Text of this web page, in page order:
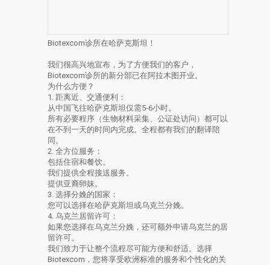
Biotexcom诊所在哈萨克斯坦！
我们很高兴地宣布，为了方便我们的客户，
Biotexcom诊所的新分部已在阿拉木图开业。
为什么方便？
1. 距离近、交通便利：
从中国飞往哈萨克斯坦仅需5-6小时。
所有必要程序（生物材料采集、公证处访问）都可以
在不到一天的时间内完成。全程都有我们的翻译陪
同。
2. 全方位服务：
包括住宿和餐饮。
我们提供全程接送服务。
提供亚裔卵妹。
3. 选择分娩的国家：
您可以选择在哈萨克斯坦或乌克兰分娩。
4. 乌克兰居留许可：
如果您选择在乌克兰分娩，还可额外申请乌克兰的居
留许可。
我们致力于让整个流程尽可能方便和舒适。选择
Biotexcom，您将享受欧洲标准的服务和个性化的关